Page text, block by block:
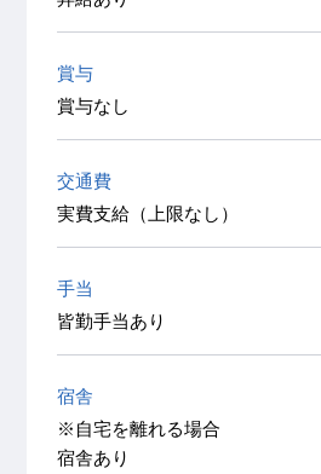
賞与
賞与なし
交通費
実費支給（上限なし）
手当
皆勤手当あり
宿舎
※自宅を離れる場合
宿舎あり